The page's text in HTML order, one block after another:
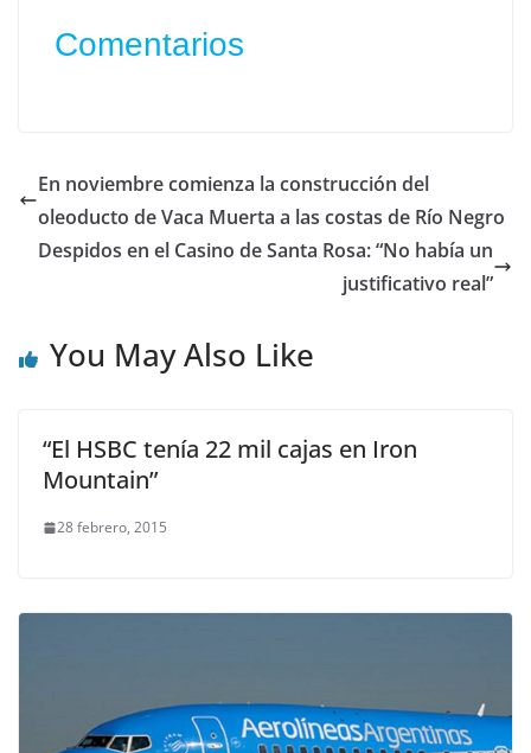
Comentarios
En noviembre comienza la construcción del
oleoducto de Vaca Muerta a las costas de Río Negro
Despidos en el Casino de Santa Rosa: “No había un
justificativo real”
You May Also Like
“El HSBC tenía 22 mil cajas en Iron
Mountain”
28 febrero, 2015